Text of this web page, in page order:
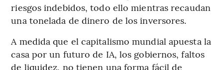
riesgos indebidos, todo ello mientras recaudan
una tonelada de dinero de los inversores.
A medida que el capitalismo mundial apuesta la
casa por un futuro de IA, los gobiernos, faltos
de liquidez, no tienen una forma fácil de